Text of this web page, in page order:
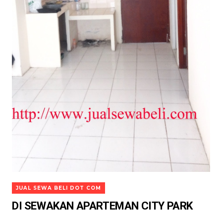
JUAL SEWA BELI DOT COM
DI SEWAKAN APARTEMAN CITY PARK